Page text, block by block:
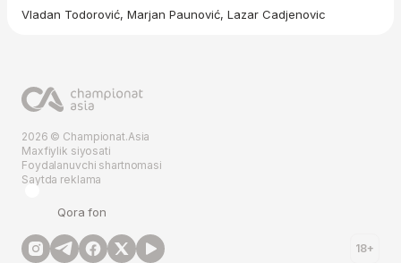
Vladan Todorović, Marjan Paunović, Lazar Cadjenovic
2026 © Championat.Asia
Maxfiylik siyosati
Foydalanuvchi shartnomasi
Saytda reklama
Qora fon
18+